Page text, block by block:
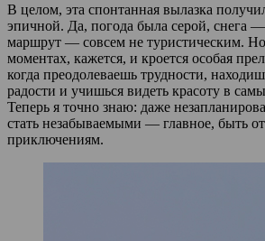
В целом, эта спонтанная вылазка
эпичной. Да, погода была серой, снега
маршрут — совсем не туристическим.
моментах, кажется, и кроется особая
когда преодолеваешь трудности,
радости и учишься видеть красоту в
Теперь я точно знаю: даже
стать незабываемыми — главное, быть
приключениям.